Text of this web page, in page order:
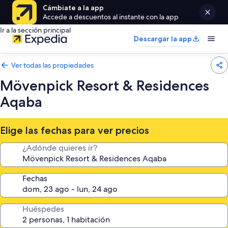
Cámbiate a la app
Accede a descuentos al instante con la app
Ir a la sección principal
Descargar la app
Ver todas las propiedades
Mövenpick Resort & Residences
Aqaba
Elige las fechas para ver precios
¿Adónde quieres ir?
Fechas
Huéspedes